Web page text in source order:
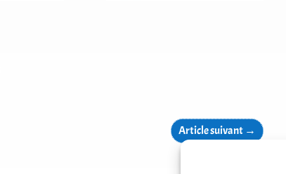
Article suivant →